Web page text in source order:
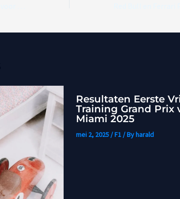
Resultaten Eerste
Training Grand Prix
Miami 2025
mei 2, 2025/F1/ By harald